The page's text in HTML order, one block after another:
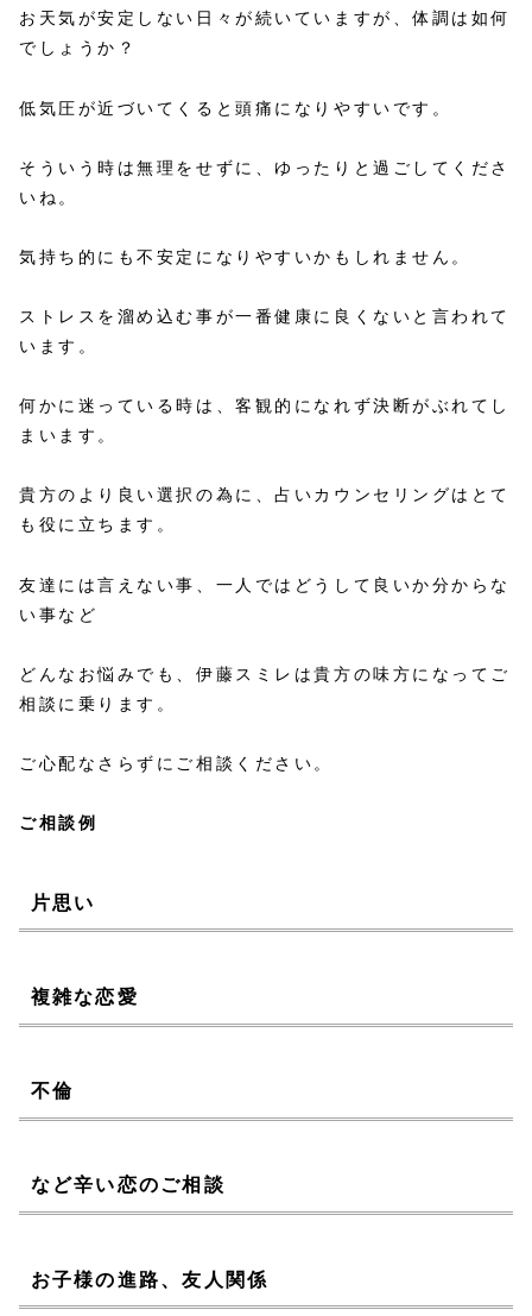
お天気が安定しない日々が続いていますが、体調は如何
でしょうか？
低気圧が近づいてくると頭痛になりやすいです。
そういう時は無理をせずに、ゆったりと過ごしてくださ
いね。
気持ち的にも不安定になりやすいかもしれません。
ストレスを溜め込む事が一番健康に良くないと言われて
います。
何かに迷っている時は、客観的になれず決断がぶれてし
まいます。
貴方のより良い選択の為に、占いカウンセリングはとて
も役に立ちます。
友達には言えない事、一人ではどうして良いか分からな
い事など
どんなお悩みでも、伊藤スミレは貴方の味方になってご
相談に乗ります。
ご心配なさらずにご相談ください。
ご相談例
片思い
複雑な恋愛
不倫
など辛い恋のご相談
お子様の進路、友人関係